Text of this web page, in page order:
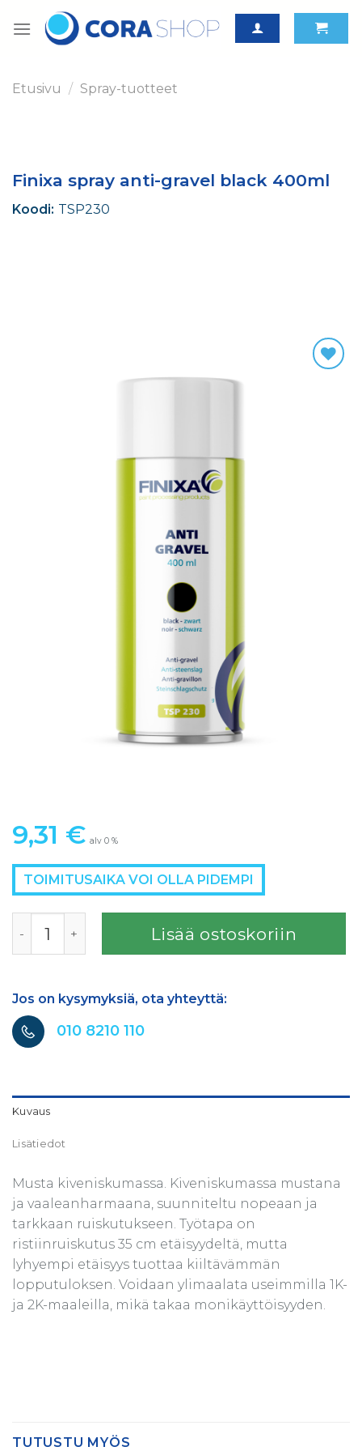
Etusivu / Spray-tuotteet
Finixa spray anti-gravel black 400ml
Koodi: TSP230
9,31 € alv 0 %
TOIMITUSAIKA VOI OLLA PIDEMPI
Lisää ostoskoriin
Jos on kysymyksiä, ota yhteyttä:
010 8210 110
Kuvaus
Lisätiedot
Musta kiveniskumassa. Kiveniskumassa mustana
ja vaaleanharmaana, suunniteltu nopeaan ja
tarkkaan ruiskutukseen. Työtapa on
ristiinruiskutus 35 cm etäisyydeltä, mutta
lyhyempi etäisyys tuottaa kiiltävämmän
lopputuloksen. Voidaan ylimaalata useimmilla 1K-
ja 2K-maaleilla, mikä takaa monikäyttöisyyden.
TUTUSTU MYÖS